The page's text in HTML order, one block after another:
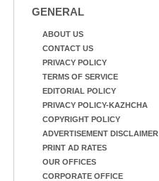
ഫുട്ബോൾ കളികളിൽ
കുട്ടികൾ
GENERAL
ABOUT US
CONTACT US
PRIVACY POLICY
TERMS OF SERVICE
EDITORIAL POLICY
PRIVACY POLICY-KAZHCHA
COPYRIGHT POLICY
ADVERTISEMENT DISCLAIMER
PRINT AD RATES
OUR OFFICES
CORPORATE OFFICE